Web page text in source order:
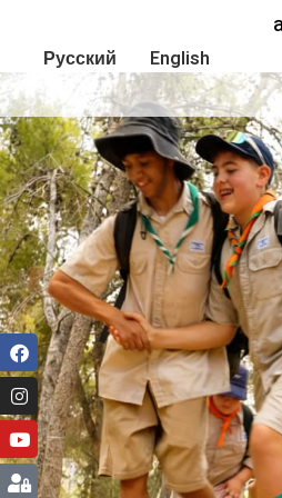
English
Русский